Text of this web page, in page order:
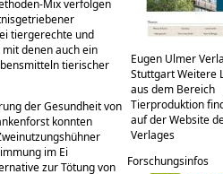
Mix verfolgen
tiergerechte und
denen auch ein
tierischer
der Gesundheit von
konnten
im Ei
zur Tötung von
Eugen Ulmer
Stuttgart Weitere
aus dem Bereich
Tierproduktion
auf der Website
Verlages
Forschungsinfos